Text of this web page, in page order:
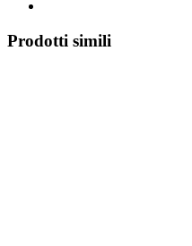
Prodotti simili